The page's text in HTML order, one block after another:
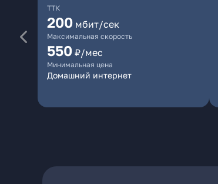
ТТК
200 мбит/сек
Максимальная скорость
550 ₽/мес
Минимальная цена
Домашний интернет